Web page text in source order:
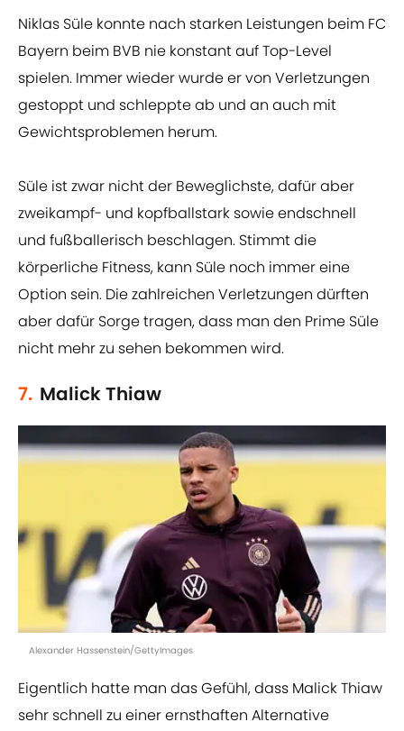
Niklas Süle konnte nach starken Leistungen beim FC
Bayern beim BVB nie konstant auf Top-Level
spielen. Immer wieder wurde er von Verletzungen
gestoppt und schleppte ab und an auch mit
Gewichtsproblemen herum.
Süle ist zwar nicht der Beweglichste, dafür aber
zweikampf- und kopfballstark sowie endschnell
und fußballerisch beschlagen. Stimmt die
körperliche Fitness, kann Süle noch immer eine
Option sein. Die zahlreichen Verletzungen dürften
aber dafür Sorge tragen, dass man den Prime Süle
nicht mehr zu sehen bekommen wird.
7. Malick Thiaw
Alexander Hassenstein/GettyImages
Eigentlich hatte man das Gefühl, dass Malick Thiaw
sehr schnell zu einer ernsthaften Alternative